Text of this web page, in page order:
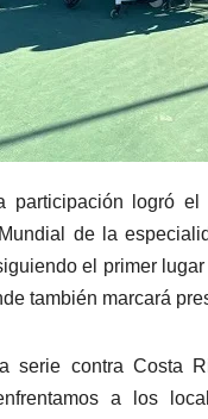
participación logró
de la
el primer
también marcará
serie contra Costa
a los